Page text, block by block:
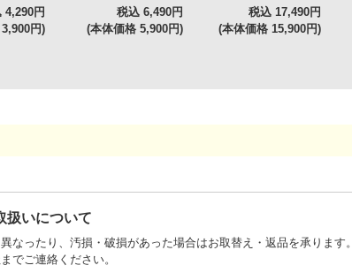
4,290円
円)
税込 6,490円
(本体価格 5,900円)
税込 17,490円
(本体価格 15,900円)
扱いについて
なったり、汚損・破損があった場合はお取替え・返品を承ります。
でご連絡ください。